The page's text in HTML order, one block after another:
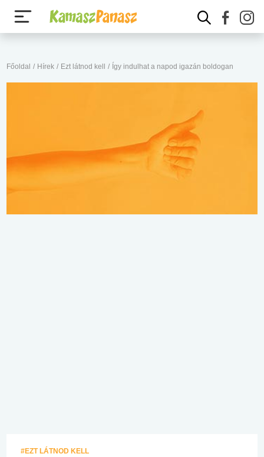
Főoldal / Hírek / Ezt látnod kell / Így indulhat a napod igazán boldogan
#EZT LÁTNOD KELL